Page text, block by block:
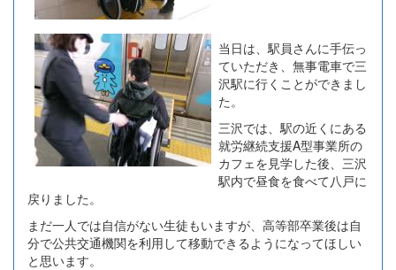
当日は、駅員さんに手伝っ
ていただき、無事電車で三
沢駅に行くことができまし
た。
三沢では、駅の近くにある
就労継続支援A型事業所の
カフェを見学した後、三沢
駅内で昼食を食べて八戸に
戻りました。
まだ一人では自信がない生徒もいますが、高等部卒業後は自
分で公共交通機関を利用して移動できるようになってほしい
と思います。